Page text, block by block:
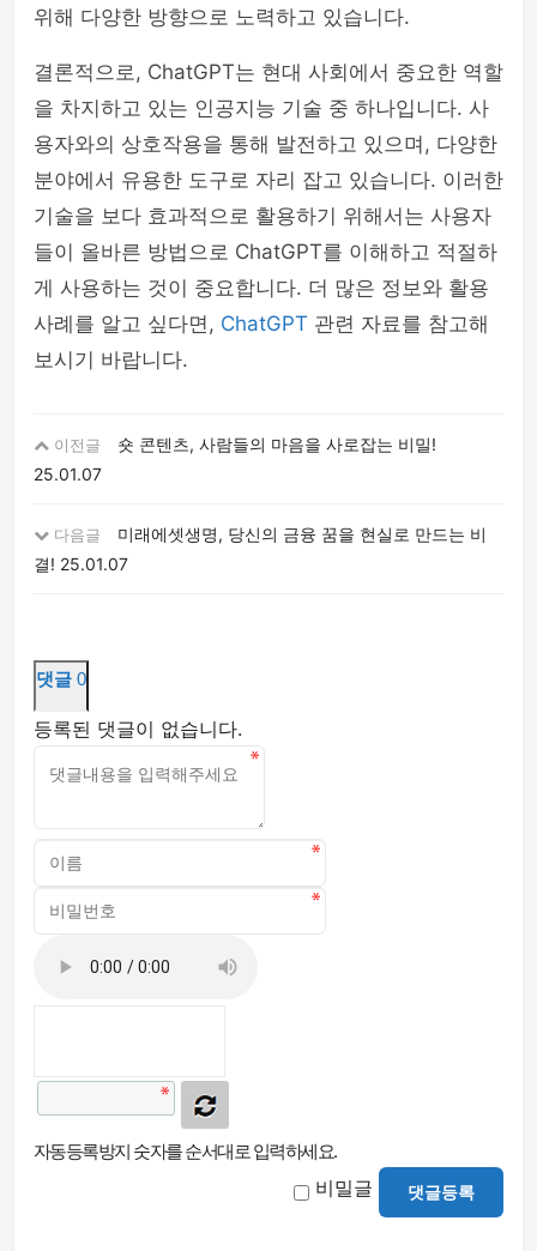
위해 다양한 방향으로 노력하고 있습니다.
결론적으로, ChatGPT는 현대 사회에서 중요한 역할
을 차지하고 있는 인공지능 기술 중 하나입니다. 사
용자와의 상호작용을 통해 발전하고 있으며, 다양한
분야에서 유용한 도구로 자리 잡고 있습니다. 이러한
기술을 보다 효과적으로 활용하기 위해서는 사용자
들이 올바른 방법으로 ChatGPT를 이해하고 적절하
게 사용하는 것이 중요합니다. 더 많은 정보와 활용
사례를 알고 싶다면, ChatGPT 관련 자료를 참고해
보시기 바랍니다.
이전글
숏 콘텐츠, 사람들의 마음을 사로잡는 비밀!
25.01.07
다음글
미래에셋생명, 당신의 금융 꿈을 현실로 만드는 비
결! 25.01.07
댓글 0
등록된 댓글이 없습니다.
자동등록방지 숫자를 순서대로 입력하세요.
비밀글 댓글등록